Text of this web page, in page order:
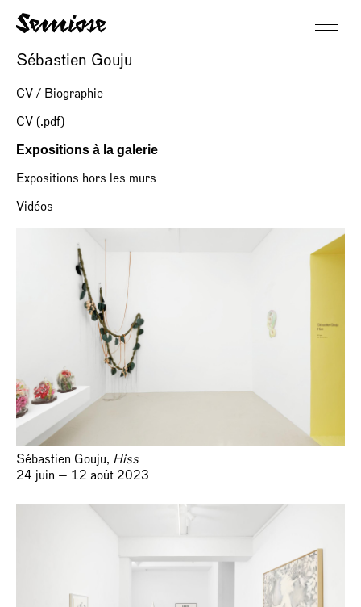
Sébastien Gouju
CV / Biographie
CV (.pdf)
Expositions à la galerie
Expositions hors les murs
Vidéos
Sébastien Gouju, Hiss
24 juin — 12 août 2023